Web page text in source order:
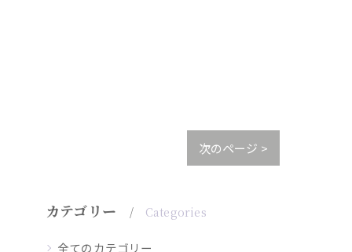
次のページ >
カテゴリー Categories
全てのカテゴリー